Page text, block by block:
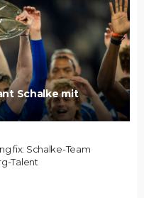
Schalke mit
fix: Schalke-Team
Talent